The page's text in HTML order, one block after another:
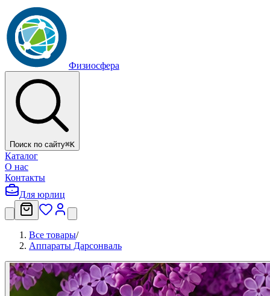
Физиосфера
Поиск по сайту⌘K
Каталог
О нас
Контакты
Для юрлиц
Все товары/
Аппараты Дарсонваль